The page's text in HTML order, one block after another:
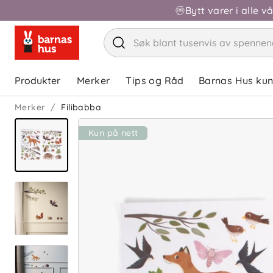
Bytt varer i alle
Produkter Merker Tips og Råd Barnas Hus
Merker Filibabba
Kun på nett